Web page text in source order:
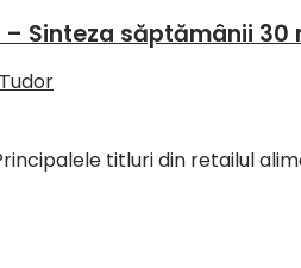
– Sinteza săptămânii 30
titluri din retailul